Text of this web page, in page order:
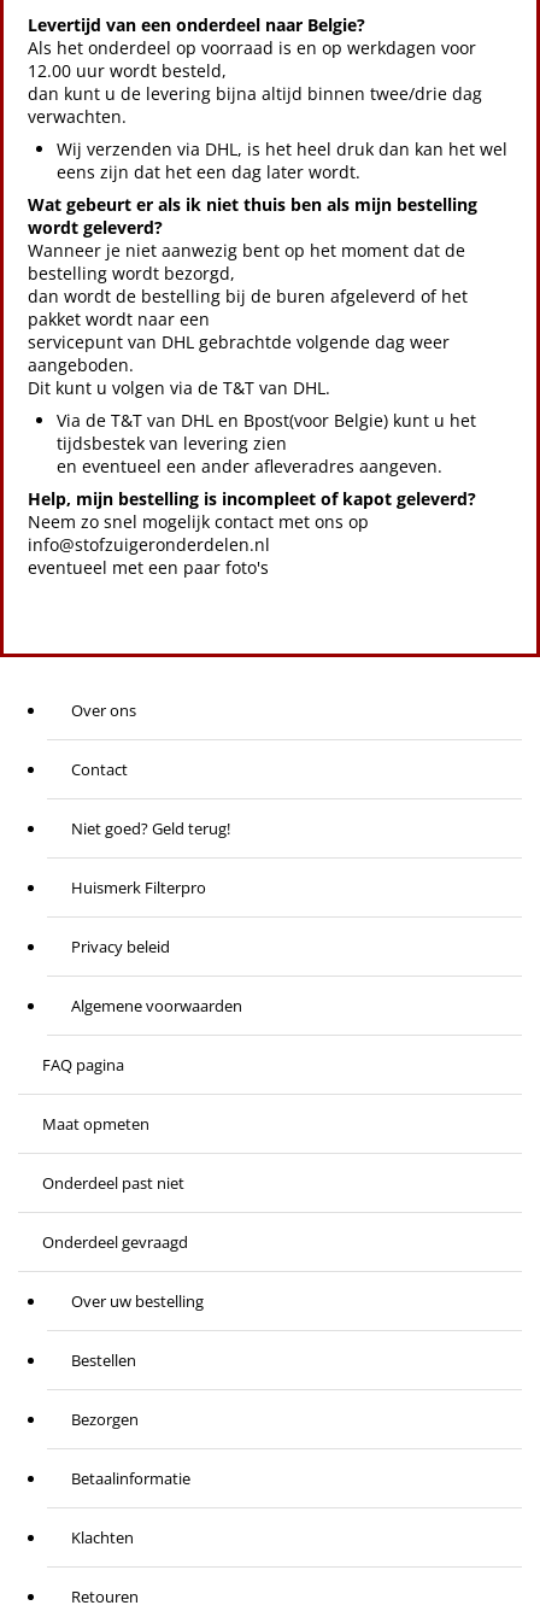
Levertijd van een onderdeel naar Belgie?
Als het onderdeel op voorraad is en op werkdagen voor
12.00 uur wordt besteld,
dan kunt u de levering bijna altijd binnen twee/drie dag
verwachten.
Wij verzenden via DHL, is het heel druk dan kan het wel
eens zijn dat het een dag later wordt.
Wat gebeurt er als ik niet thuis ben als mijn bestelling
wordt geleverd?
Wanneer je niet aanwezig bent op het moment dat de
bestelling wordt bezorgd,
dan wordt de bestelling bij de buren afgeleverd of het
pakket wordt naar een
servicepunt van DHL gebrachtde volgende dag weer
aangeboden.
Dit kunt u volgen via de T&T van DHL.
Via de T&T van DHL en Bpost(voor Belgie) kunt u het
tijdsbestek van levering zien
en eventueel een ander afleveradres aangeven.
Help, mijn bestelling is incompleet of kapot geleverd?
Neem zo snel mogelijk contact met ons op
info@stofzuigeronderdelen.nl
eventueel met een paar foto's
Over ons
Contact
Niet goed? Geld terug!
Huismerk Filterpro
Privacy beleid
Algemene voorwaarden
FAQ pagina
Maat opmeten
Onderdeel past niet
Onderdeel gevraagd
Over uw bestelling
Bestellen
Bezorgen
Betaalinformatie
Klachten
Retouren